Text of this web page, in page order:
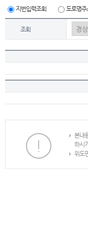
지번입력조회 도로명주
조회
본내
하시
위도